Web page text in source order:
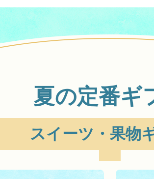
夏の定番ギ
スイーツ・果物